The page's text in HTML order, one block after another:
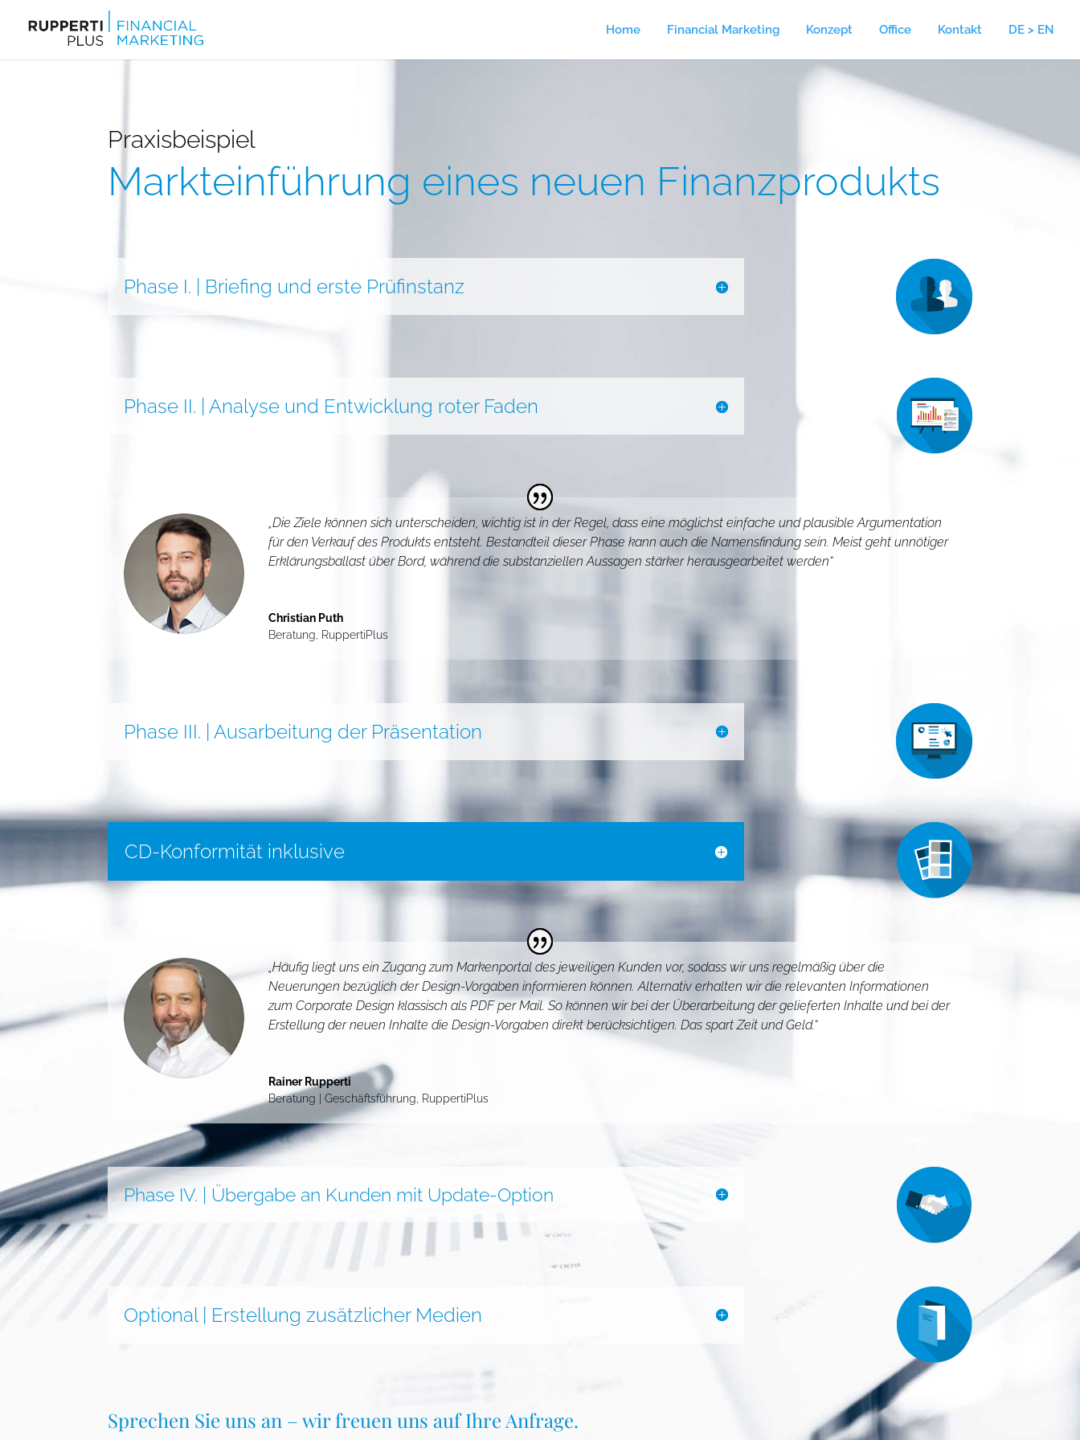
Home Financial Marketing Konzept Office Kontakt DE > EN
Praxisbeispiel
Markteinführung eines neuen Finanzprodukts
Phase I. | Briefing und erste Prüfinstanz
Phase II. | Analyse und Entwicklung roter Faden
„Die Ziele können sich unterscheiden, wichtig ist in der Regel, dass eine möglichst einfache und plausible Argumentation
für den Verkauf des Produkts entsteht. Bestandteil dieser Phase kann auch die Namensfindung sein. Meist geht unnötiger
Erklärungsballast über Bord, während die substanziellen Aussagen stärker herausgearbeitet werden“
Christian Puth
Beratung
RuppertiPlus
Phase III. | Ausarbeitung der Präsentation
CD-Konformität inklusive
„Häufig liegt uns ein Zugang zum Markenportal des jeweiligen Kunden vor, sodass wir uns regelmäßig über die
Neuerungen bezüglich der Design-Vorgaben informieren können. Alternativ erhalten wir die relevanten Informationen
zum Corporate Design klassisch als PDF per Mail. So können wir bei der Überarbeitung der gelieferten Inhalte und bei der
Erstellung der neuen Inhalte die Design-Vorgaben direkt berücksichtigen. Das spart Zeit und Geld.“
Rainer Rupperti
Beratung | Geschäftsführung
RuppertiPlus
Phase IV. | Übergabe an Kunden mit Update-Option
Optional | Erstellung zusätzlicher Medien
Sprechen Sie uns an – wir freuen uns auf Ihre Anfrage.